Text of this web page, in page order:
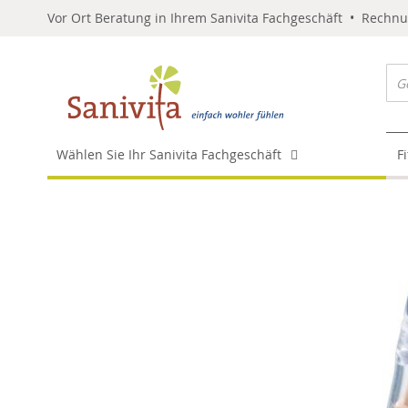
Vor Ort Beratung in Ihrem Sanivita Fachgeschäft •
Wählen Sie Ihr Sanivita Fachgeschäft